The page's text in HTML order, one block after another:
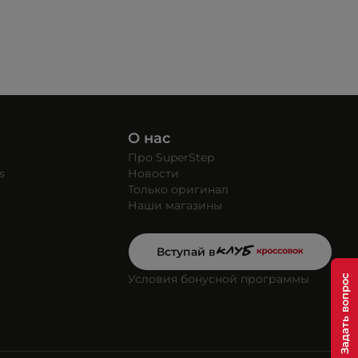
О нас
Про SuperStep
Новости
Только оригинал
Наши магазины
Вступай в
Условия бонусной программы